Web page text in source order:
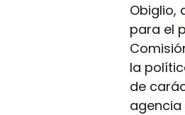
Obiglio,
para el
la
de
agencia